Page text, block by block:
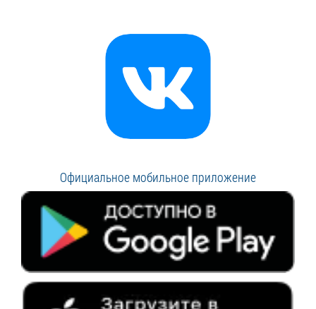
Официальное мобильное приложение